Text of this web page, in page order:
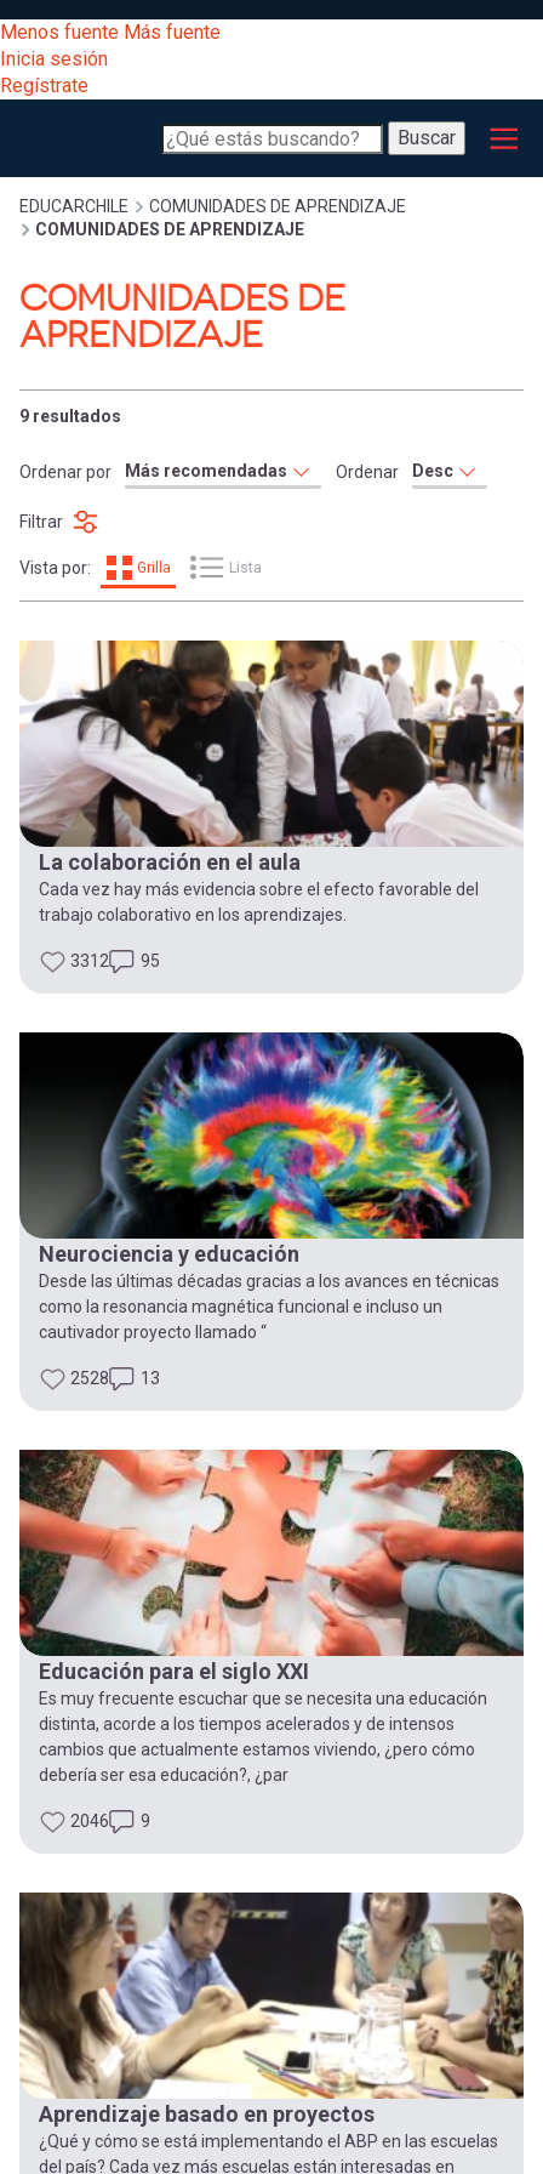
al
contenido
principal
[Educarchile
Escritorio]
Menú
entrar
a
mi
cuenta
Menos fuente Más fuente
Inicia sesión
Regístrate
Buscar
Buscar
Menú
principal
Desarrollo
Expand
Gestión
Expand
Comunidad
Expand
Exploración
Expand
[Educarchile
Mobile]
Menú
entrar
a
mi
cuenta
Inicia
Regístrate
Sobrescribir
enlaces
de
ayuda
a
la
navegación
EDUCARCHILE
COMUNIDADES DE APRENDIZAJE
COMUNIDADES DE APRENDIZAJE
COMUNIDADES DE
APRENDIZAJE
9 resultados
Ordenar por Ordenar
Filtrar
Vista por: Grilla Lista
La colaboración en el aula
Cada vez hay más evidencia sobre el efecto favorable del
trabajo colaborativo en los aprendizajes.
3312 95
Neurociencia y educación
Desde las últimas décadas gracias a los avances en técnicas
como la resonancia magnética funcional e incluso un
cautivador proyecto llamado “
2528 13
Educación para el siglo XXI
Es muy frecuente escuchar que se necesita una educación
distinta, acorde a los tiempos acelerados y de intensos
cambios que actualmente estamos viviendo, ¿pero cómo
debería ser esa educación?, ¿par
2046 9
Aprendizaje basado en proyectos
¿Qué y cómo se está implementando el ABP en las escuelas
del país? Cada vez más escuelas están interesadas en